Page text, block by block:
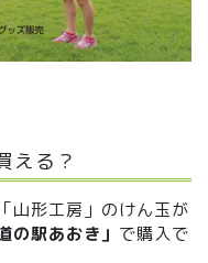
える？
山形工房」のけん玉が
の駅あおき」 で購入で